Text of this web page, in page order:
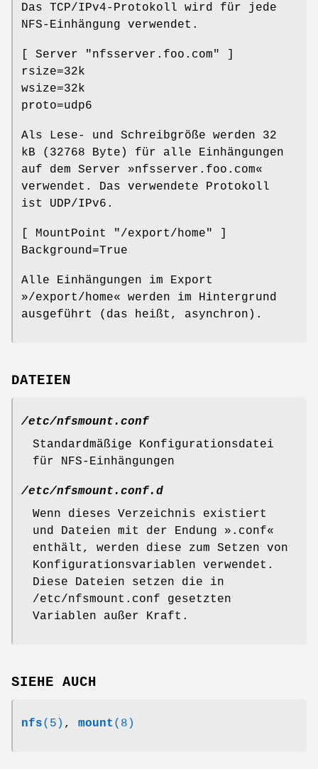
Das TCP/IPv4-Protokoll wird für jede
NFS-Einhängung verwendet.
[ Server "nfsserver.foo.com" ]
rsize=32k
wsize=32k
proto=udp6
Als Lese- und Schreibgröße werden 32
kB (32768 Byte) für alle Einhängungen
auf dem Server »nfsserver.foo.com«
verwendet. Das verwendete Protokoll
ist UDP/IPv6.
[ MountPoint "/export/home" ]
Background=True
Alle Einhängungen im Export
»/export/home« werden im Hintergrund
ausgeführt (das heißt, asynchron).
DATEIEN
/etc/nfsmount.conf
Standardmäßige Konfigurationsdatei
für NFS-Einhängungen
/etc/nfsmount.conf.d
Wenn dieses Verzeichnis existiert
und Dateien mit der Endung ».conf«
enthält, werden diese zum Setzen von
Konfigurationsvariablen verwendet.
Diese Dateien setzen die in
/etc/nfsmount.conf gesetzten
Variablen außer Kraft.
SIEHE AUCH
nfs(5) , mount (8)